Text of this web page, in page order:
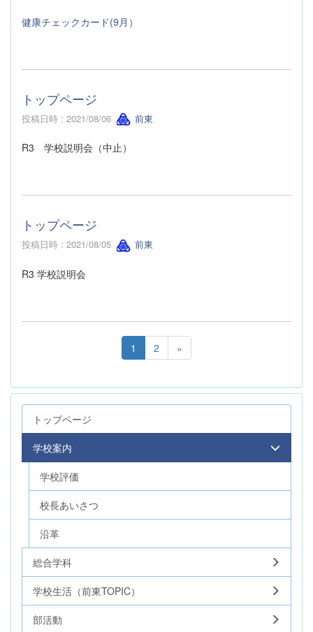
健康チェックカード(9月）
トップページ
投稿日時 : 2021/08/06 前東
R3 学校説明会（中止）
トップページ
投稿日時 : 2021/08/05 前東
R3 学校説明会
1 2 »
トップページ
学校案内
学校評価
校長あいさつ
沿革
総合学科
学校生活（前東TOPIC）
部活動